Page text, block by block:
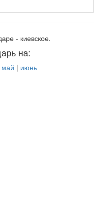
- киевское.
на:
май | июнь